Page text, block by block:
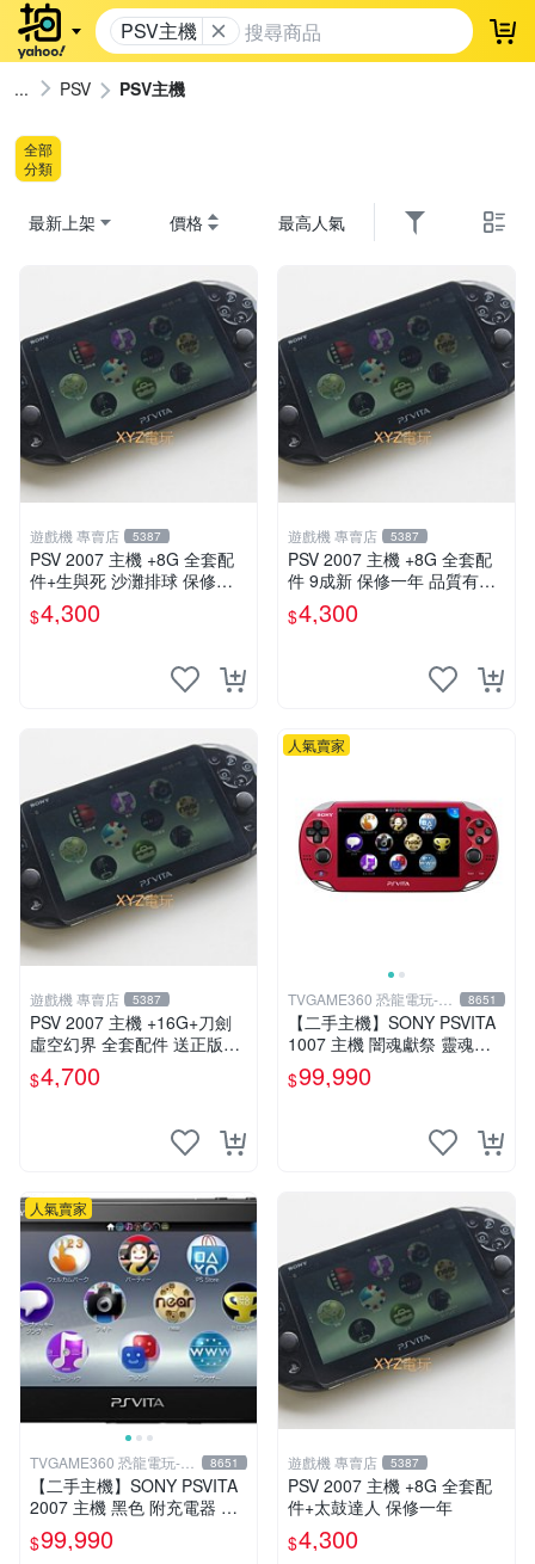
PSV主機 登
PSV PSV主機
全部
分類
最新上架 價格 最高人氣
遊戲機 專賣店 5387
PSV 2007 主機 +8G 全套配
件+生與死 沙灘排球 保修一
年 品質有保障
$4,300
遊戲機 專賣店 5387
PSV 2007 主機 +8G 全套配
件 9成新 保修一年 品質有保
$4,300
遊戲機 專賣店 5387
PSV 2007 主機 +16G+刀劍
虛空幻界 全套配件 送正版遊
$4,700
人氣賣家
TVGAME360 恐龍電玩-台
中店
8651
【二手主機】SONY PSVITA
1007 主機 闇魂獻祭 靈魂祭
品 附充電器 USB傳輸線 PS
VITA PSV
$99,990
人氣賣家
TVGAME360 恐龍電玩-台
中店
8651
【二手主機】SONY PSVITA
2007 主機 黑色 附充電器 US
B傳輸線 PS VITA PSV 無盒
裝
$99,990
遊戲機 專賣店 5387
PSV 2007 主機 +8G 全套配
件+太鼓達人 保修一年
$4,300